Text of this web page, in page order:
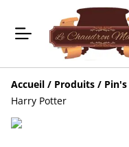
Accueil / Produits / Pin's
Harry Potter